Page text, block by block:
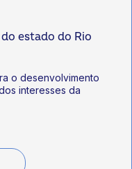
estado do Rio
o desenvolvimento
interesses da